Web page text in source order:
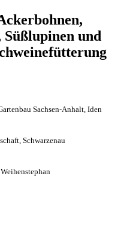
und
Sachsen-Anhalt, Iden
Schwarzenau